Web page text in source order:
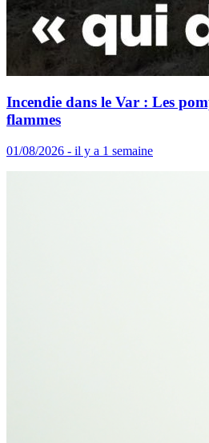
Incendie dans le Var : Les
flammes
01/08/2026 - il y a 1 semaine